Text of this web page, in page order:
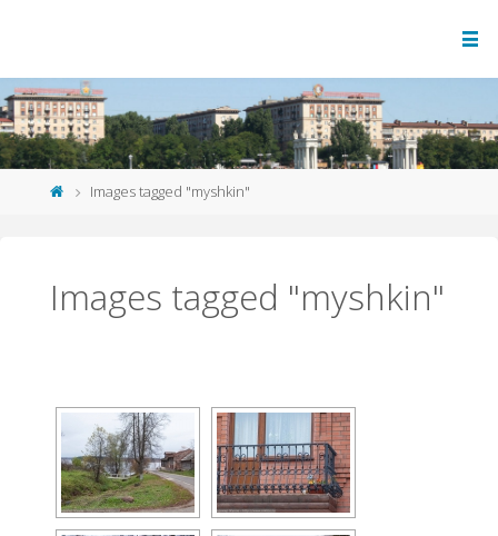
Images tagged "myshkin"
Images tagged "myshkin"